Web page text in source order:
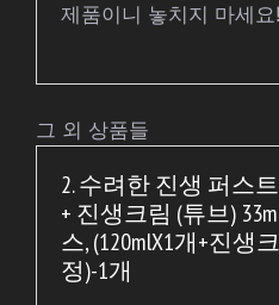
제품이니 놓치지 마세요!
그 외 상품들
2. 수려한 진생 퍼스
+ 진생크림 (튜브)
스, (120mlX1개+진생
정)-1개